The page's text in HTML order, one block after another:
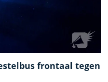
frontaal tegen